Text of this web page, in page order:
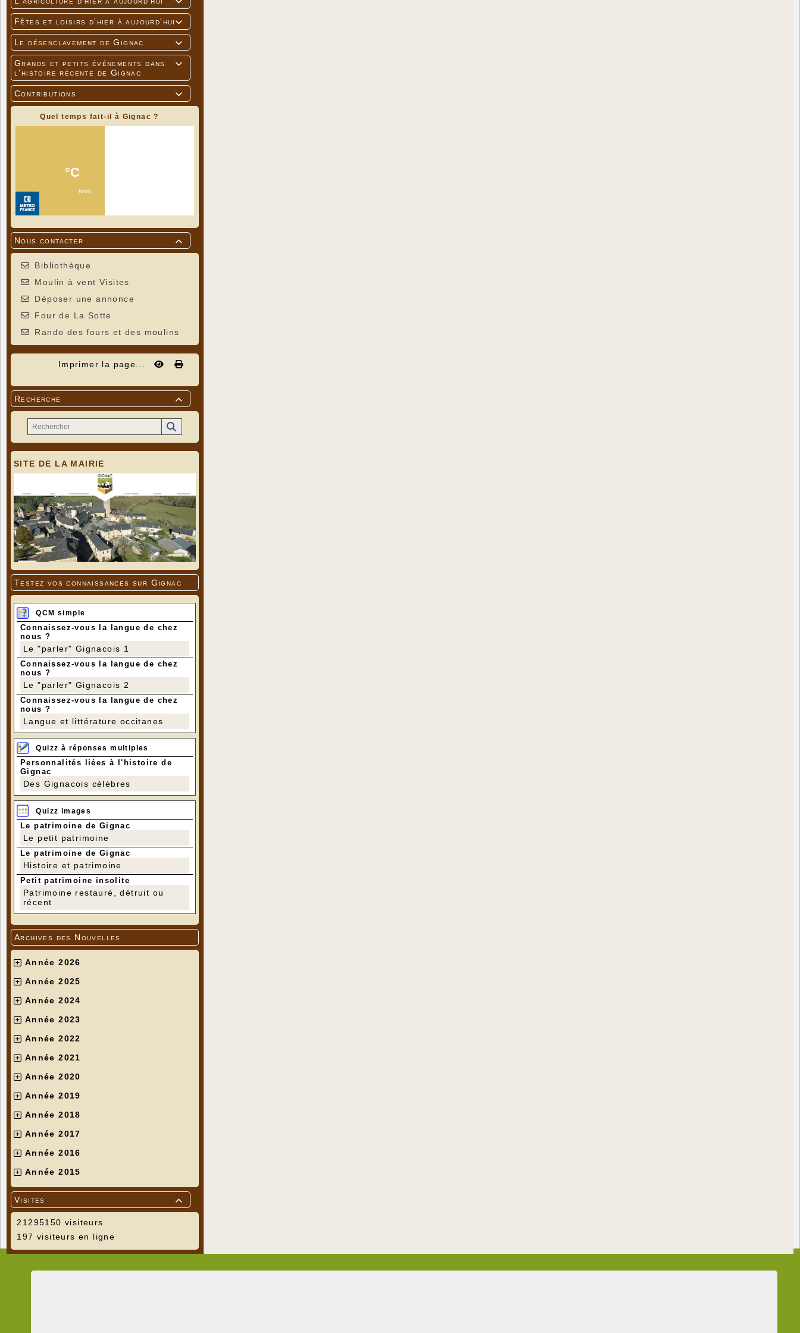


Fêtes et loisirs d'hier à aujourd'hui

Le désenclavement de Gignac

Grands et petits événements dans
l'histoire récente de Gignac

Contributions
Quel temps fait-il à Gignac ?

Nous contacter
Bibliothèque
Moulin à vent Visites
Déposer une annonce
Four de La Sotte
Rando des fours et des moulins
Imprimer la page...

Recherche
SITE DE LA MAIRIE
Testez vos connaissances sur Gignac
QCM simple
Connaissez-vous la langue de chez
nous ?
Le "parler" Gignacois 1
Connaissez-vous la langue de chez
nous ?
Le "parler" Gignacois 2
Connaissez-vous la langue de chez
nous ?
Langue et littérature occitanes
Quizz à réponses multiples
Personnalités liées à l'histoire de
Gignac
Des Gignacois célèbres
Quizz images
Le patrimoine de Gignac
Le petit patrimoine
Le patrimoine de Gignac
Histoire et patrimoine
Petit patrimoine insolite
Patrimoine restauré, détruit ou
récent
Archives des Nouvelles
Année 2026
Année 2025
Année 2024
Année 2023
Année 2022
Année 2021
Année 2020
Année 2019
Année 2018
Année 2017
Année 2016
Année 2015

Visites
21295150 visiteurs
197 visiteurs en ligne